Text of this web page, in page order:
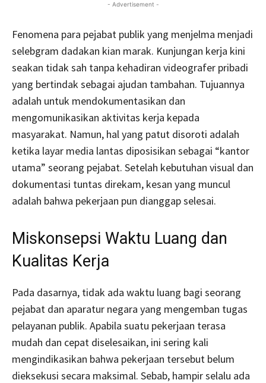
- Advertisement -
Fenomena para pejabat publik yang menjelma menjadi
selebgram dadakan kian marak. Kunjungan kerja kini
seakan tidak sah tanpa kehadiran videografer pribadi
yang bertindak sebagai ajudan tambahan. Tujuannya
adalah untuk mendokumentasikan dan
mengomunikasikan aktivitas kerja kepada
masyarakat. Namun, hal yang patut disoroti adalah
ketika layar media lantas diposisikan sebagai “kantor
utama” seorang pejabat. Setelah kebutuhan visual dan
dokumentasi tuntas direkam, kesan yang muncul
adalah bahwa pekerjaan pun dianggap selesai.
Miskonsepsi Waktu Luang dan
Kualitas Kerja
Pada dasarnya, tidak ada waktu luang bagi seorang
pejabat dan aparatur negara yang mengemban tugas
pelayanan publik. Apabila suatu pekerjaan terasa
mudah dan cepat diselesaikan, ini sering kali
mengindikasikan bahwa pekerjaan tersebut belum
dieksekusi secara maksimal. Sebab, hampir selalu ada